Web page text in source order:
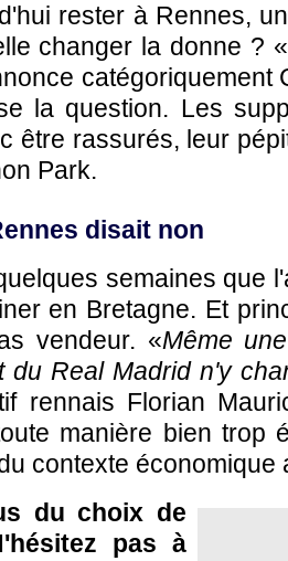
rester à Rennes,
changer la donne ? «
catégoriquement
la question. Les
être rassurés, leur
Park.
disait non
semaines que
en Bretagne. Et
vendeur. «Même
du Real Madrid n'y
rennais Florian
manière bien trop
contexte économique
du choix de
pas à